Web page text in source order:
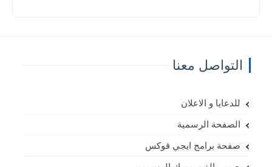
التواصل معنا
للدعايا و الاعلان
الصفحة الرسمية
صفحة برامج ايجي فوكس